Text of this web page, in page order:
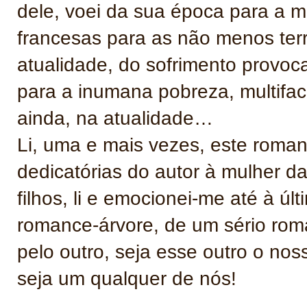
dele, voei da sua época para a
francesas para as não menos
atualidade, do sofrimento
para a inumana pobreza,
ainda, na atualidade…
Li, uma e mais vezes, este
dedicatórias do autor à mulher
filhos, li e emocionei-me até à
romance-árvore, de um sério
pelo outro, seja esse outro o
seja um qualquer de nós!